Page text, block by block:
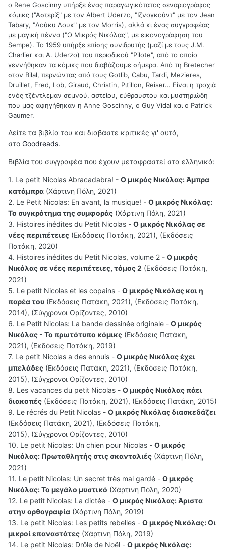
o Rene Goscinny υπήρξε ένας παραγωγικότατος σεναριογράφος
κόμικς ("Αστερίξ" με τον Albert Uderzo, "Ιζνογκούντ" με τον Jean
Tabary, "Λούκυ Λουκ" με τον Morris), αλλά κι ένας συγγραφέας
με μαγική πέννα ("Ο Μικρός Νικόλας", με εικονογράφηση του
Sempe). Το 1959 υπήρξε επίσης συνιδρυτής (μαζί με τους J.M.
Charlier και A. Uderzo) του περιοδικού "Pilote", από το οποίο
γεννήθηκαν τα κόμικς που διαβάζουμε σήμερα. Από τη Bretecher
στον Bilal, περνώντας από τους Gotlib, Cabu, Tardi, Mezieres,
Druillet, Fred, Lob, Giraud, Christin, Pιtillon, Reiser... Είναι η τροχιά
ενός τζέντλεμαν σεμνού, αστείου, εύθραυστου και μυστηριώδη
που μας αφηγήθηκαν η Anne Goscinny, o Guy Vidal και ο Patrick
Gaumer.
Δείτε τα βιβλία του και διαβάστε κριτικές γι' αυτά,
στο Goodreads.
Βιβλία του συγγραφέα που έχουν μεταφραστεί στα ελληνικά:
1. Le petit Nicolas Abracadabra! - Ο μικρός Νικόλας: Άμπρα
κατάμπρα (Χάρτινη Πόλη, 2021)
2. Le Petit Nicolas: En avant, la musique! - Ο μικρός Νικόλας:
Το συγκρότημα της συμφοράς (Χάρτινη Πόλη, 2021)
3. Histoires inédites du Petit Nicolas - Ο μικρός Νικόλας σε
νέες περιπέτειες (Εκδόσεις Πατάκη, 2021), (Εκδόσεις
Πατάκη, 2020)
4. Histoires inédites du Petit Nicolas, volume 2 - Ο μικρός
Νικόλας σε νέες περιπέτειες, τόμος 2 (Εκδόσεις Πατάκη,
2021)
5. Le petit Nicolas et les copains - Ο μικρός Νικόλας και η
παρέα του (Εκδόσεις Πατάκη, 2021), (Εκδόσεις Πατάκη,
2014), (Σύγχρονοι Ορίζοντες, 2010)
6. Le Petit Nicolas: La bande dessinée originale - Ο μικρός
Νικόλας - Το πρωτότυπο κόμικς (Εκδόσεις Πατάκη,
2021), (Εκδόσεις Πατάκη, 2019)
7. Le petit Nicolas a des ennuis - Ο μικρός Νικόλας έχει
μπελάδες (Εκδόσεις Πατάκη, 2021), (Εκδόσεις Πατάκη,
2015), (Σύγχρονοι Ορίζοντες, 2010)
8. Les vacances du petit Nicolas - Ο μικρός Νικόλας πάει
διακοπές (Εκδόσεις Πατάκη, 2021), (Εκδόσεις Πατάκη, 2015)
9. Le récrés du Petit Nicolas - Ο μικρός Νικόλας διασκεδάζει
(Εκδόσεις Πατάκη, 2021), (Εκδόσεις Πατάκη,
2015), (Σύγχρονοι Ορίζοντες, 2010)
10. Le petit Nicolas: Un chien pour Nicolas - Ο μικρός
Νικόλας: Πρωταθλητής στις σκανταλιές (Χάρτινη Πόλη,
2021)
11. Le petit Nicolas: Un secret très mal gardé - Ο μικρός
Νικόλας: Το μεγάλο μυστικό (Χάρτινη Πόλη, 2020)
12. Le petit Nicolas: La dictée - Ο μικρός Νικόλας: Άριστα
στην ορθογραφία (Χάρτινη Πόλη, 2019)
13. Le petit Nicolas: Les petits rebelles - O μικρός Νικόλας: Οι
μικροί επαναστάτες (Χάρτινη Πόλη, 2019)
14. Le petit Nicolas: Drôle de Noël - Ο μικρός Νικόλας: